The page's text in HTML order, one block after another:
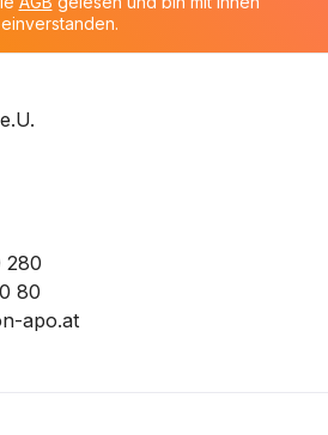
einverstanden.
280
80
apo.at